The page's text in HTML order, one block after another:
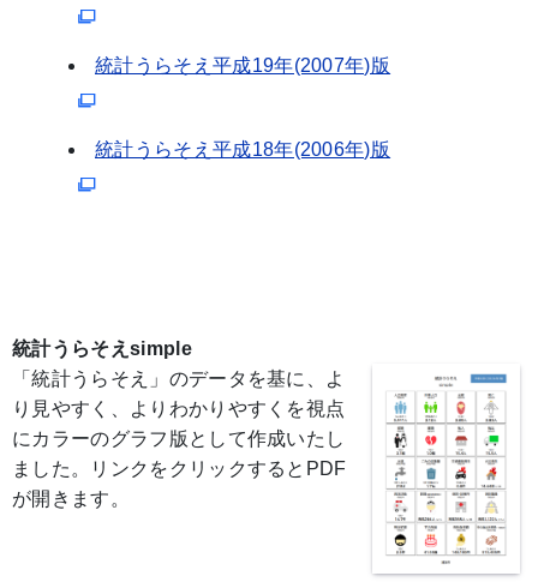
統計うらそえ平成19年(2007年)版
統計うらそえ平成18年(2006年)版
統計うらそえsimple
「統計うらそえ」のデータを基に、よ
り見やすく、よりわかりやすくを視点
にカラーのグラフ版として作成いたし
ました。リンクをクリックするとPDF
が開きます。